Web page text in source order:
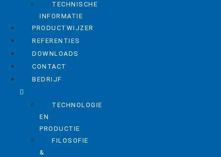
TECHNISCHE
INFORMATIE
PRODUCTWIJZER
REFERENTIES
DOWNLOADS
CONTACT
BEDRIJF
TECHNOLOGIE
EN
PRODUCTIE
FILOSOFIE
&